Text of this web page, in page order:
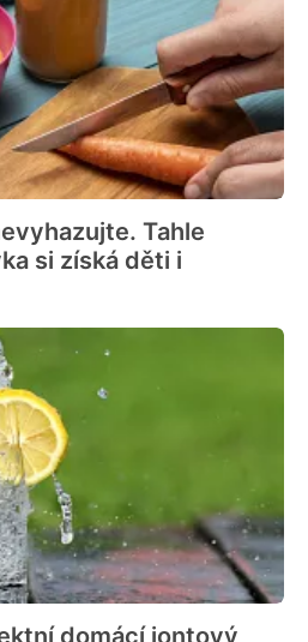
Tahle
si získá děti i
domácí iontový